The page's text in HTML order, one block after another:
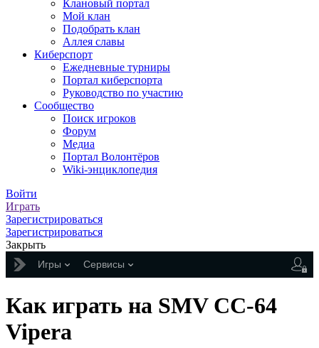
Клановый портал
Мой клан
Подобрать клан
Аллея славы
Киберспорт
Ежедневные турниры
Портал киберспорта
Руководство по участию
Сообщество
Поиск игроков
Форум
Медиа
Портал Волонтёров
Wiki-энциклопедия
Войти
Играть
Зарегистрироваться
Зарегистрироваться
Закрыть
Игры Сервисы
Как играть на SMV CC-64
Vipera